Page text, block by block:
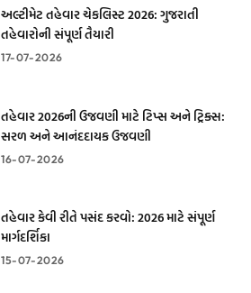
અલ્ટીમેટ તહેવાર ચેકલિસ્ટ 2026: ગુજરાતી
તહેવારોની સંપૂર્ણ તૈયારી
17-07-2026
તહેવાર 2026ની ઉજવણી માટે ટિપ્સ અને ટ્રિક્સ:
સરળ અને આનંદદાયક ઉજવણી
16-07-2026
તહેવાર કેવી રીતે પસંદ કરવો: 2026 માટે સંપૂર્ણ
માર્ગદર્શિકા
15-07-2026